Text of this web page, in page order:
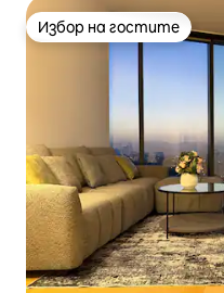
Избор на гостите
Избор на гостите